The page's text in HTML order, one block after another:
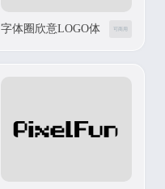
字体圈欣意LOGO体 可商用